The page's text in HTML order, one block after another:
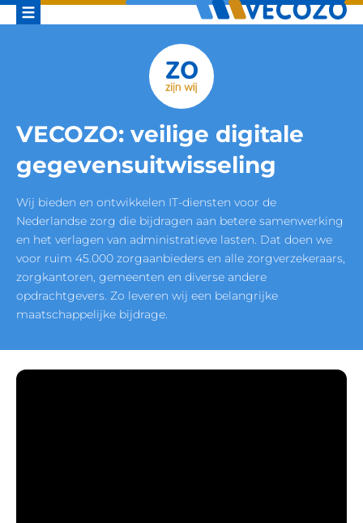
VECOZO: veilige digitale
gegevensuitwisseling
Wij bieden en ontwikkelen IT-diensten voor de
Nederlandse zorg die bijdragen aan betere samenwerking
en het verlagen van administratieve lasten. Dat doen we
voor ruim 45.000 zorgaanbieders en alle zorgverzekeraars,
zorgkantoren, gemeenten en diverse andere
opdrachtgevers. Zo leveren wij een belangrijke
maatschappelijke bijdrage.